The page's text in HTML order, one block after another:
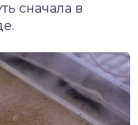
сначала в